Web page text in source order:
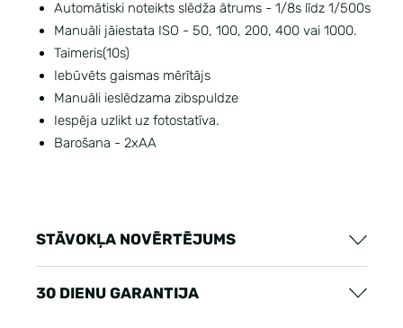
Automātiski noteikts slēdža ātrums - 1/8s līdz 1/500s
Manuāli jāiestata ISO - 50, 100, 200, 400 vai 1000.
Taimeris(10s)
Iebūvēts gaismas mērītājs
Manuāli ieslēdzama zibspuldze
Iespēja uzlikt uz fotostatīva.
Barošana - 2xAA
STĀVOKĻA NOVĒRTĒJUMS
30 DIENU GARANTIJA